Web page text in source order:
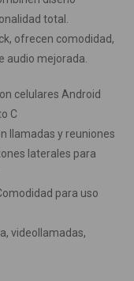
total.
ofrecen comodidad,
audio mejorada.
celulares Android
C
llamadas y reuniones
laterales para
para uso
videollamadas,